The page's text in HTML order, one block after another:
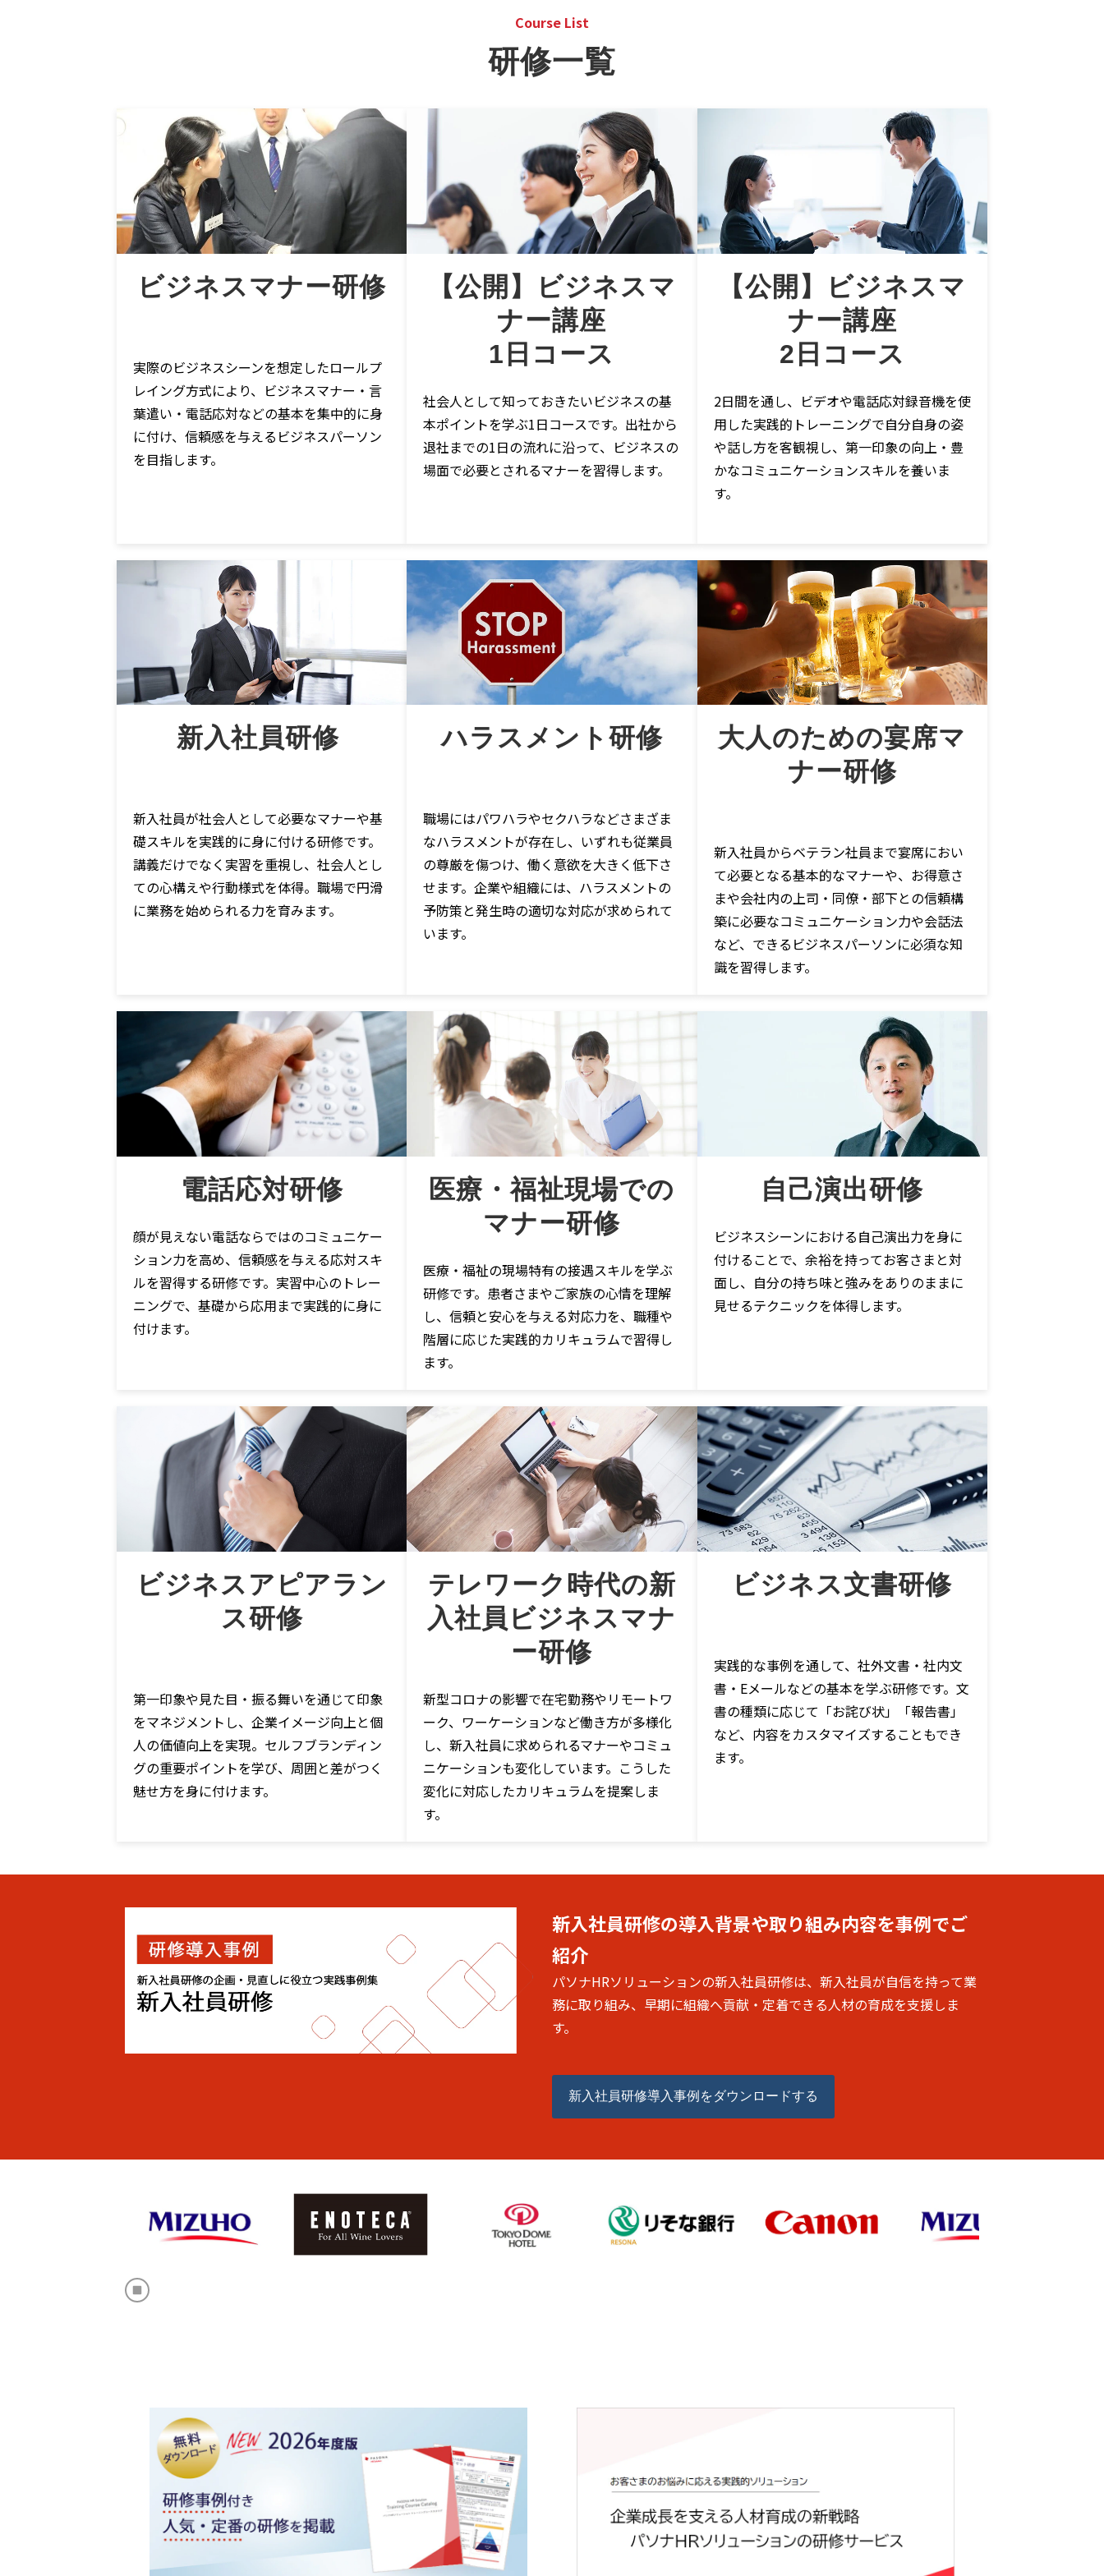
Course List
研修一覧
ビジネスマナー研修
実際のビジネスシーンを想定したロールプ
レイング方式により、ビジネスマナー・言
葉遣い・電話応対などの基本を集中的に身
に付け、信頼感を与えるビジネスパーソン
を目指します。
【公開】ビジネスマ
ナー講座
1日コース
社会人として知っておきたいビジネスの基
本ポイントを学ぶ1日コースです。出社から
退社までの1日の流れに沿って、ビジネスの
場面で必要とされるマナーを習得します。
【公開】ビジネスマ
ナー講座
2日コース
2日間を通し、ビデオや電話応対録音機を使
用した実践的トレーニングで自分自身の姿
や話し方を客観視し、第一印象の向上・豊
かなコミュニケーションスキルを養いま
す。
新入社員研修
新入社員が社会人として必要なマナーや基
礎スキルを実践的に身に付ける研修です。
講義だけでなく実習を重視し、社会人とし
ての心構えや行動様式を体得。職場で円滑
に業務を始められる力を育みます。
ハラスメント研修
職場にはパワハラやセクハラなどさまざま
なハラスメントが存在し、いずれも従業員
の尊厳を傷つけ、働く意欲を大きく低下さ
せます。企業や組織には、ハラスメントの
予防策と発生時の適切な対応が求められて
います。
大人のための宴席マ
ナー研修
新⼊社員からベテラン社員まで宴席におい
て必要となる基本的なマナーや、お得意さ
まや会社内の上司・同僚・部下との信頼構
築に必要なコミュニケーション⼒や会話法
など、できるビジネスパーソンに必須な知
識を習得します。
電話応対研修
顔が見えない電話ならではのコミュニケー
ション力を高め、信頼感を与える応対スキ
ルを習得する研修です。実習中心のトレー
ニングで、基礎から応用まで実践的に身に
付けます。
医療・福祉現場での
マナー研修
医療・福祉の現場特有の接遇スキルを学ぶ
研修です。患者さまやご家族の心情を理解
し、信頼と安心を与える対応力を、職種や
階層に応じた実践的カリキュラムで習得し
ます。
自己演出研修
ビジネスシーンにおける自己演出力を身に
付けることで、余裕を持ってお客さまと対
面し、自分の持ち味と強みをありのままに
見せるテクニックを体得します。
ビジネスアピアラン
ス研修
第一印象や見た目・振る舞いを通じて印象
をマネジメントし、企業イメージ向上と個
人の価値向上を実現。セルフブランディン
グの重要ポイントを学び、周囲と差がつく
魅せ方を身に付けます。
テレワーク時代の新
入社員ビジネスマナ
ー研修
新型コロナの影響で在宅勤務やリモートワ
ーク、ワーケーションなど働き方が多様化
し、新入社員に求められるマナーやコミュ
ニケーションも変化しています。こうした
変化に対応したカリキュラムを提案しま
す。
ビジネス文書研修
実践的な事例を通して、社外文書・社内文
書・Eメールなどの基本を学ぶ研修です。文
書の種類に応じて「お詫び状」「報告書」
など、内容をカスタマイズすることもでき
ます。
新入社員研修の導入背景や取り組み内容を事例でご
紹介
パソナHRソリューションの新入社員研修は、新入社員が自信を持って業
務に取り組み、早期に組織へ貢献・定着できる人材の育成を支援しま
す。
新入社員研修導入事例をダウンロードする